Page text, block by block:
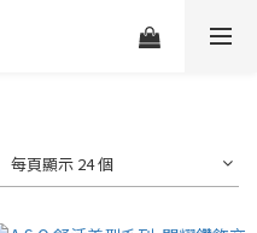
每頁顯示 24 個